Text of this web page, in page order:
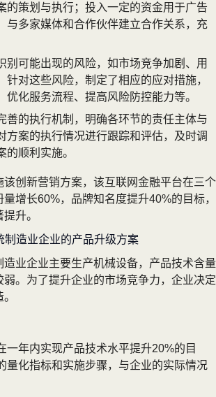
的策划与执行；投入一定的资金用于广告
与多家媒体和合作伙伴建立合作关系，充
别可能出现的风险，如市场竞争加剧、用
针对这些风险，制定了相应的应对措施，
优化服务流程、提高风险防控能力等。
善的执行机制，明确各环节的责任主体与
方案的执行情况进行跟踪和评估，及时调
的顺利实施。
该创新营销方案，该互联网金融平台在三个
增长60%，品牌知名度提升40%的目标，
升。
制造业企业的产品升级方案
造业企业主要生产机械设备，产品技术含量
。为了提升企业的市场竞争力，企业决定
一年内实现产品技术水平提升20%的目
量化指标和实施步骤，与企业的实际情况